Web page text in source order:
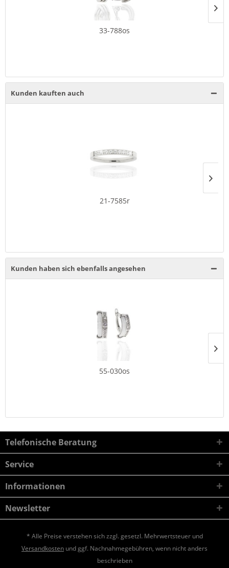
33-788os
Kunden kauften auch
21-7585r
Kunden haben sich ebenfalls angesehen
55-030os
Telefonische Beratung
Service
Informationen
Newsletter
* Alle Preise verstehen sich zzgl. gesetzl. Mehrwertsteuer und
Versandkosten und ggf. Nachnahmegebühren, wenn nicht anders
beschrieben